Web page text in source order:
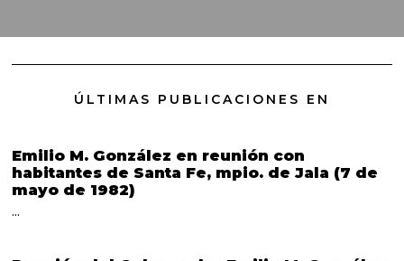
ÚLTIMAS PUBLICACIONES EN
Emilio M. González en reunión con
habitantes de Santa Fe, mpio. de Jala (7 de
mayo de 1982)
…